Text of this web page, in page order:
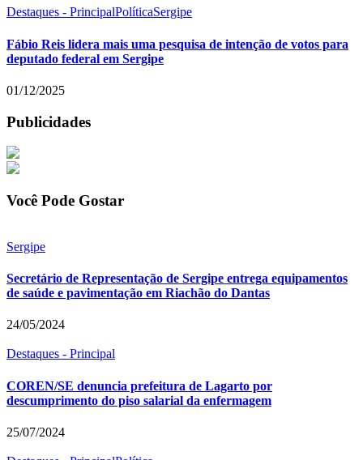
Destaques - PrincipalPolíticaSergipe
Fábio Reis lidera mais uma pesquisa de intenção de votos para
deputado federal em Sergipe
01/12/2025
Publicidades
Você Pode Gostar
Sergipe
Secretário de Representação de Sergipe entrega equipamentos
de saúde e pavimentação em Riachão do Dantas
24/05/2024
Destaques - Principal
COREN/SE denuncia prefeitura de Lagarto por
descumprimento do piso salarial da enfermagem
25/07/2024